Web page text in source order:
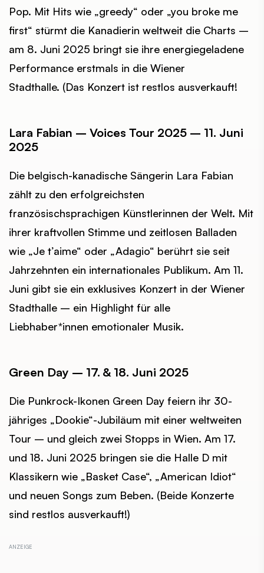
Pop. Mit Hits wie „greedy“ oder „you broke me
first“ stürmt die Kanadierin weltweit die Charts –
am 8. Juni 2025 bringt sie ihre energiegeladene
Performance erstmals in die Wiener
Stadthalle. (Das Konzert ist restlos ausverkauft!
Lara Fabian – Voices Tour 2025 – 11. Juni
2025
Die belgisch-kanadische Sängerin Lara Fabian
zählt zu den erfolgreichsten
französischsprachigen Künstlerinnen der Welt. Mit
ihrer kraftvollen Stimme und zeitlosen Balladen
wie „Je t’aime“ oder „Adagio“ berührt sie seit
Jahrzehnten ein internationales Publikum. Am 11.
Juni gibt sie ein exklusives Konzert in der Wiener
Stadthalle – ein Highlight für alle
Liebhaber*innen emotionaler Musik.
Green Day – 17. & 18. Juni 2025
Die Punkrock-Ikonen Green Day feiern ihr 30-
jähriges „Dookie“-Jubiläum mit einer weltweiten
Tour – und gleich zwei Stopps in Wien. Am 17.
und 18. Juni 2025 bringen sie die Halle D mit
Klassikern wie „Basket Case“, „American Idiot“
und neuen Songs zum Beben. (Beide Konzerte
sind restlos ausverkauft!)